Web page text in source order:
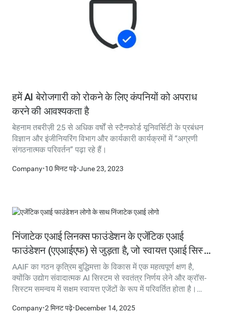
हमें AI बेरोजगारी को रोकने के लिए कंपनियों को अपराध
करने की आवश्यकता है
बेहनाम तबरीज़ी 25 से अधिक वर्षों से स्टैनफोर्ड यूनिवर्सिटी के प्रबंधन
विज्ञान और इंजीनियरिंग विभाग और कार्यकारी कार्यक्रमों में “अग्रणी
संगठनात्मक परिवर्तन” पढ़ा रहे हैं।
Company•10 मिनट पढ़े•June 23, 2023
निंजाटेक एआई लिनक्स फाउंडेशन के एजेंटिक एआई
फाउंडेशन (एएआईएफ) से जुड़ता है, जो स्वायत्त एआई सिस्टम
के लिए खुले मानकों को आगे बढ़ाता है
AAIF का गठन कृत्रिम बुद्धिमत्ता के विकास में एक महत्वपूर्ण क्षण है,
क्योंकि उद्योग संवादात्मक AI सिस्टम से स्वतंत्र निर्णय लेने और क्रॉस-
सिस्टम समन्वय में सक्षम स्वायत्त एजेंटों के रूप में परिवर्तित होता है।
पर AI के भविष्य के निर्माण के लिए अपनी प्रतिबद्धता को मजबूत करता है,
Company•2 मिनट पढ़े•December 14, 2025